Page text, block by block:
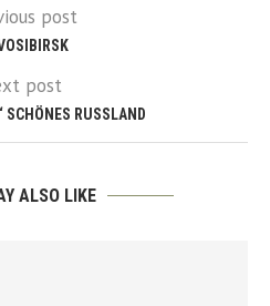
post
post
SCHÖNES RUSSLAND
ALSO LIKE